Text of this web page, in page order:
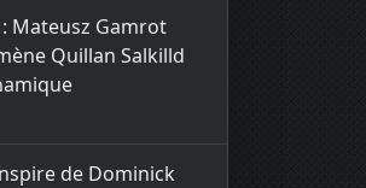
Mateusz Gamrot
Quillan Salkilld
de Dominick